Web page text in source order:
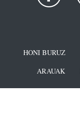
HONI BURUZ
ARAUAK